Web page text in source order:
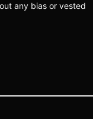
any bias or vested